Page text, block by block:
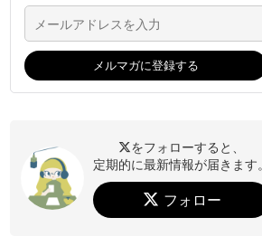
をフォローすると、
定期的に最新情報が届きます。
フォロー